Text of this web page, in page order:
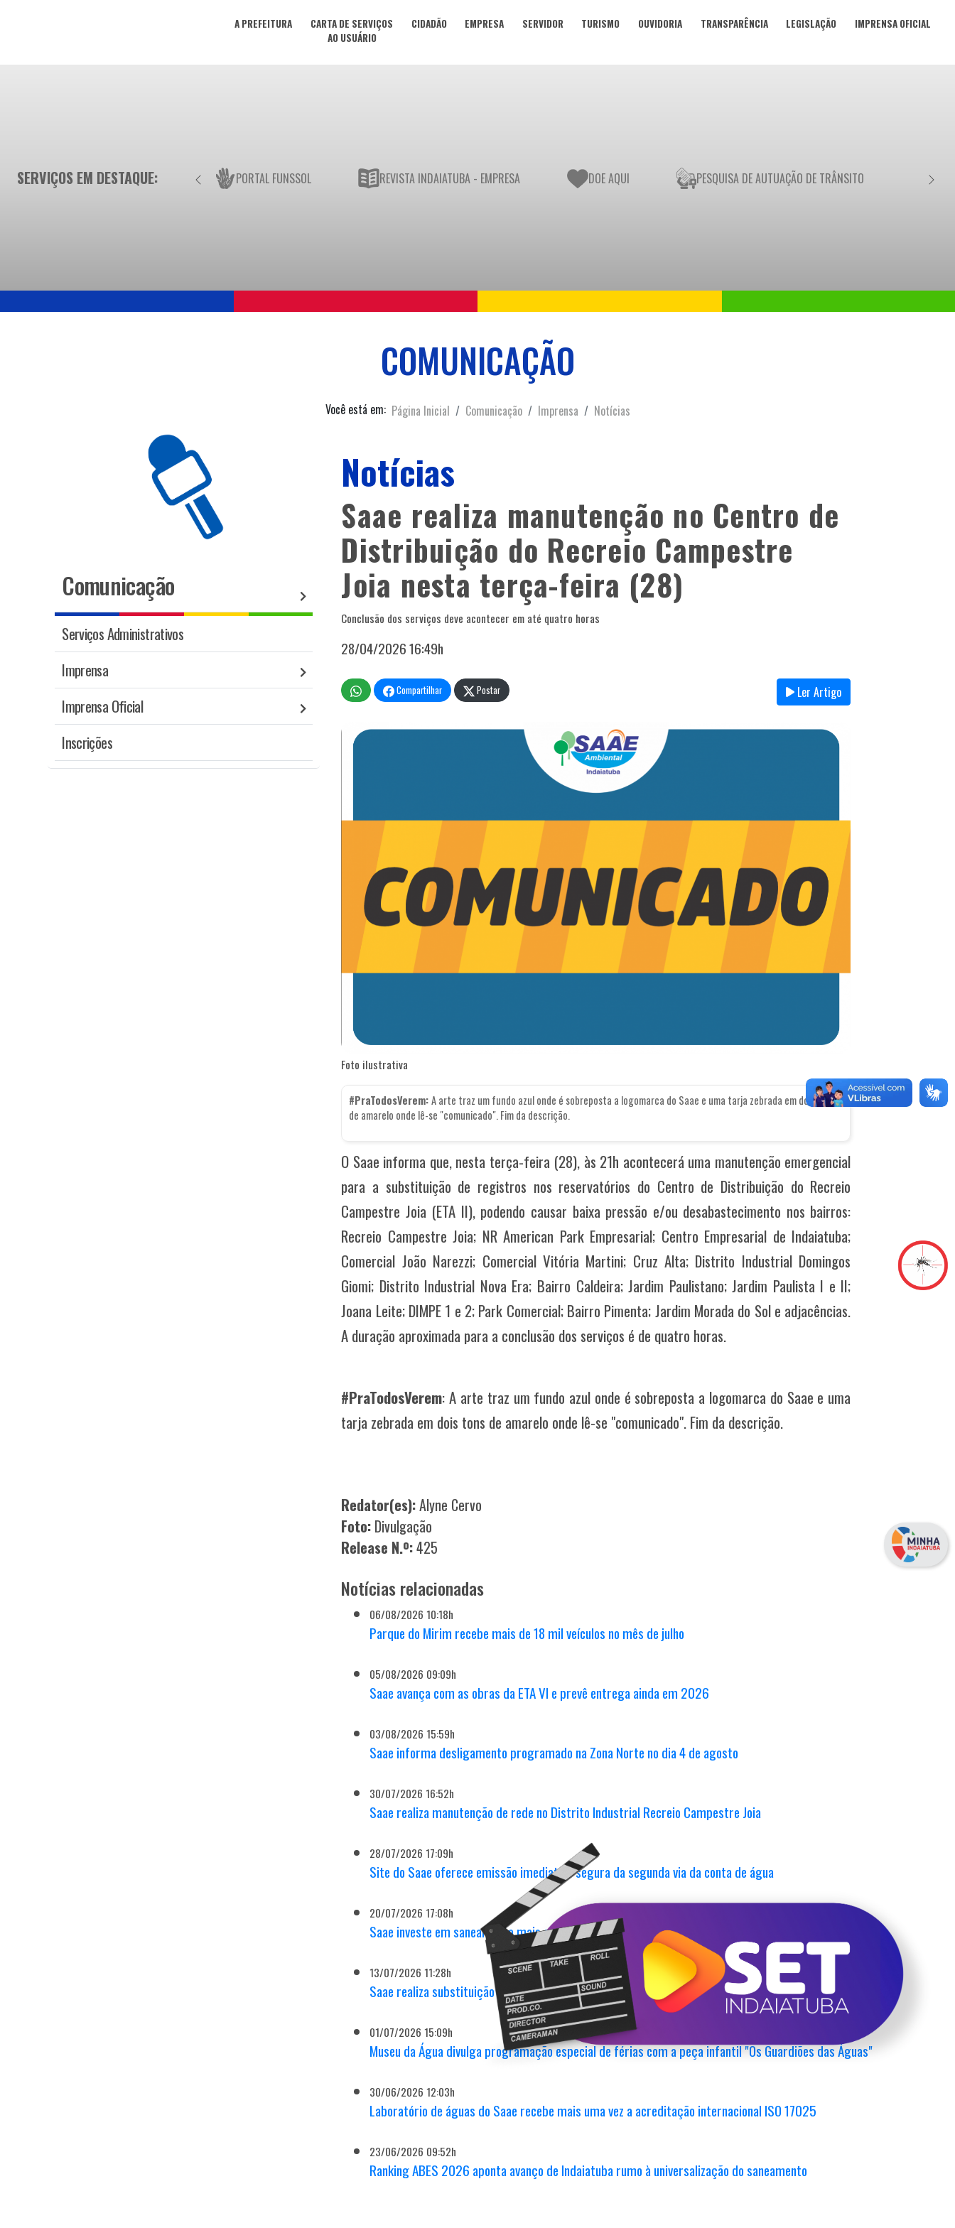
A PREFEITURA
CARTA DE SERVIÇOS
AO USUÁRIO
CIDADÃO EMPRESA SERVIDOR TURISMO OUVIDORIA TRANSPARÊNCIA LEGISLAÇÃO IMPRENSA OFICIAL
SERVIÇOS EM DESTAQUE: PORTAL FUNSSOL REVISTA INDAIATUBA - EMPRESA DOE AQUI PESQUISA DE AUTUAÇÃO DE TRÂNSITO
COMUNICAÇÃO
Você está em: Página Inicial Comunicação Imprensa Notícias
Comunicação
Serviços Administrativos
Imprensa
Imprensa Oficial
Inscrições
Notícias
Saae realiza manutenção no Centro de
Distribuição do Recreio Campestre
Joia nesta terça-feira (28)
Conclusão dos serviços deve acontecer em até quatro horas
28/04/2026 16:49h
Compartilhar Postar Ler Artigo
Foto ilustrativa
#PraTodosVerem:A arte traz um fundo azul onde é sobreposta a logomarca do Saae e uma tarja zebrada em dois tons
de amarelo onde lê-se "comunicado". Fim da descrição.
O Saae informa que, nesta terça-feira (28), às 21h acontecerá uma manutenção emergencial
para a substituição de registros nos reservatórios do Centro de Distribuição do Recreio
Campestre Joia (ETA II), podendo causar baixa pressão e/ou desabastecimento nos bairros:
Recreio Campestre Joia; NR American Park Empresarial; Centro Empresarial de Indaiatuba;
Comercial João Narezzi; Comercial Vitória Martini; Cruz Alta; Distrito Industrial Domingos
Giomi; Distrito Industrial Nova Era; Bairro Caldeira; Jardim Paulistano; Jardim Paulista I e II;
Joana Leite; DIMPE 1 e 2; Park Comercial; Bairro Pimenta; Jardim Morada do Sol e adjacências.
A duração aproximada para a conclusão dos serviços é de quatro horas.
#PraTodosVerem: A arte traz um fundo azul onde é sobreposta a logomarca do Saae e uma
tarja zebrada em dois tons de amarelo onde lê-se "comunicado". Fim da descrição.
Redator(es):Alyne Cervo
Foto: Divulgação
Release N.º:425
Notícias relacionadas
06/08/2026 10:18h
Parque do Mirim recebe mais de 18 mil veículos no mês de julho
05/08/2026 09:09h
Saae avança com as obras da ETA VI e prevê entrega ainda em 2026
03/08/2026 15:59h
Saae informa desligamento programado na Zona Norte no dia 4 de agosto
30/07/2026 16:52h
Saae realiza manutenção de rede no Distrito Industrial Recreio Campestre Joia
28/07/2026 17:09h
Site do Saae oferece emissão imediata e segura da segunda via da conta de água
20/07/2026 17:08h
Saae investe em saneamento mais eficiente com novo emissário do Buruzinho
13/07/2026 11:28h
Saae realiza substituição emergencial em adutora no Parque Ecológico
01/07/2026 15:09h
Museu da Água divulga programação especial de férias com a peça infantil "Os Guardiões das Águas"
30/06/2026 12:03h
Laboratório de águas do Saae recebe mais uma vez a acreditação internacional ISO 17025
23/06/2026 09:52h
Ranking ABES 2026 aponta avanço de Indaiatuba rumo à universalização do saneamento